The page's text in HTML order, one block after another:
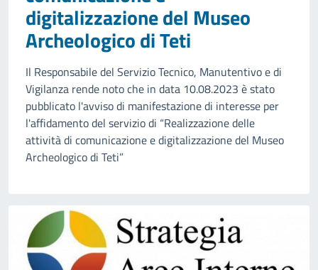
digitalizzazione del Museo
Archeologico di Teti
Il Responsabile del Servizio Tecnico, Manutentivo e di
Vigilanza rende noto che in data 10.08.2023 è stato
pubblicato l'avviso di manifestazione di interesse per
l'affidamento del servizio di “Realizzazione delle
attività di comunicazione e digitalizzazione del Museo
Archeologico di Teti”